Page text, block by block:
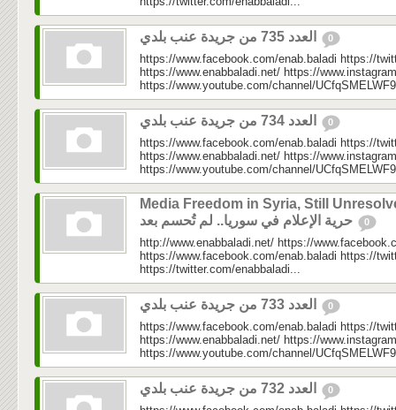
0
https://www.facebook.com/enab.baladi https://
https://www.enabbaladi.net/ https://
https://www.youtube.com/channel/
0
https://www.facebook.com/enab.baladi https://
https://www.enabbaladi.net/ https://
https://www.youtube.com/channel/
Media Freedom in Syria, Still
0
http://www.enabbaladi.net/ https://
https://www.facebook.com/enab.baladi https://
https://twitter.com/enabbaladi...
0
https://www.facebook.com/enab.baladi https://
https://www.enabbaladi.net/ https://
https://www.youtube.com/channel/
0